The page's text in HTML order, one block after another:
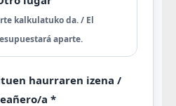
kalkulatuko da. / El
aparte.
haurraren izena /
a *